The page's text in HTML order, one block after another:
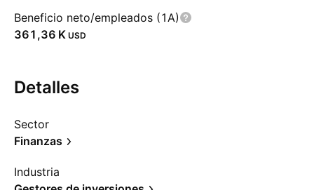
Beneficio neto/empleados (1A)
‪361,36 K‬ USD
Detalles
Sector
Finanzas
Industria